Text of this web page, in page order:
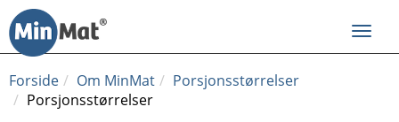
innhold
Forside
Om MinMat
Porsjonsstørrelser
Porsjonsstørrelser